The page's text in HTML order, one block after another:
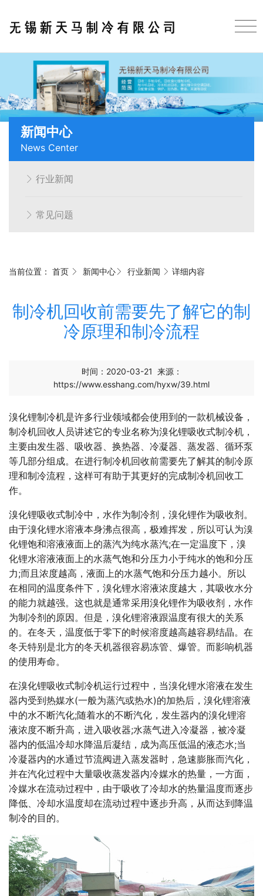
新闻中心
News Center
行业新闻
常见问题
当前位置： 首页 新闻中心 行业新闻 详细内容
制冷机回收前需要先了解它的制
冷原理和制冷流程
时间：2020-03-21 来源：
https://www.esshang.com/hyxw/39.html
溴化锂制冷机是许多行业领域都会使用到的一款机械设备，
制冷机回收 人员讲述它的专业名称为溴化锂吸收式制冷机，
主要由发生器、吸收器、换热器、冷凝器、蒸发器、循环泵
等几部分组成。在进行制冷机回收前需要先了解其的制冷原
理和制冷流程，这样可有助于其更好的完成制冷机回收工
作。
溴化锂吸收式制冷中，水作为制冷剂，溴化锂作为吸收剂。
由于溴化锂水溶液本身沸点很高，极难挥发，所以可认为溴
化锂饱和溶液液面上的蒸汽为纯水蒸汽;在一定温度下，溴
化锂水溶液液面上的水蒸气饱和分压力小于纯水的饱和分压
力;而且浓度越高，液面上的水蒸气饱和分压力越小。所以
在相同的温度条件下，溴化锂水溶液浓度越大，其吸收水分
的能力就越强。这也就是通常采用溴化锂作为吸收剂，水作
为制冷剂的原因。但是， 溴化锂溶液跟温度有很大的关系
的。在冬天，温度低于零下的时候溶度越高越容易结晶。在
冬天特别是北方的冬天机器很容易冻管、爆管。而影响机器
的使用寿命。
在溴化锂吸收式制冷机运行过程中，当溴化锂水溶液在发生
器内受到热媒水(一般为蒸汽或热水)的加热后，溴化锂溶液
中的水不断汽化;随着水的不断汽化，发生器内的溴化锂溶
液浓度不断升高，进入吸收器;水蒸气进入冷凝器，被冷凝
器内的低温冷却水降温后凝结，成为高压低温的液态水;当
冷凝器内的水通过节流阀进入蒸发器时，急速膨胀而汽化，
并在汽化过程中大量吸收蒸发器内冷媒水的热量，一方面，
冷媒水在流动过程中，由于吸收了冷却水的热量温度而逐步
降低、冷却水温度却在流动过程中逐步升高，从而达到降温
制冷的目的。